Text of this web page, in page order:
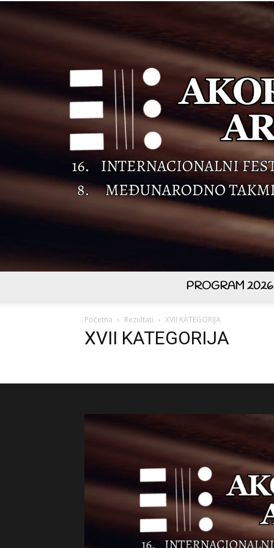
PROGRAM 2026
Početna Rezultati XVII KATEGORIJA
XVII KATEGORIJA